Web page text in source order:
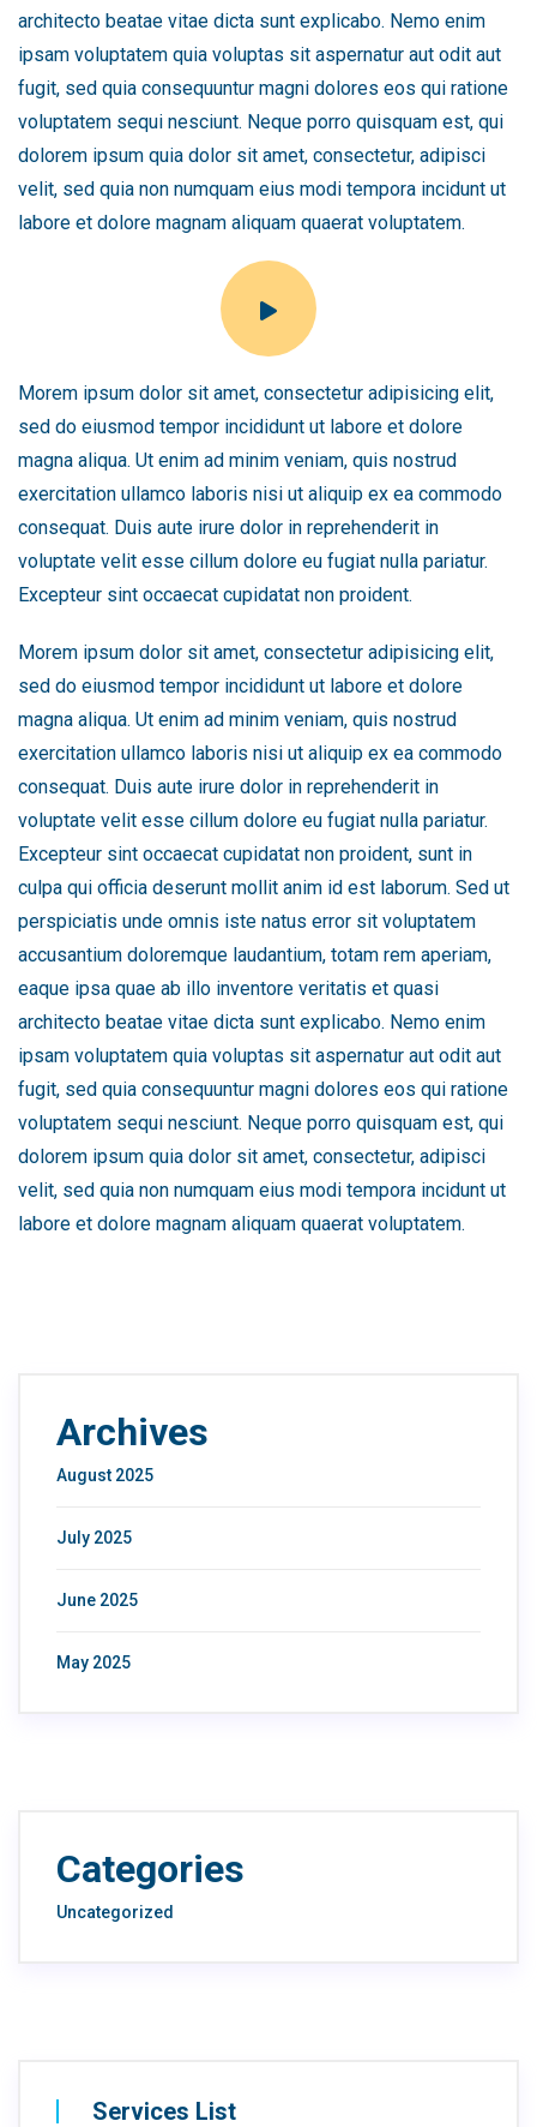
architecto beatae vitae dicta sunt explicabo. Nemo enim
ipsam voluptatem quia voluptas sit aspernatur aut odit aut
fugit, sed quia consequuntur magni dolores eos qui ratione
voluptatem sequi nesciunt. Neque porro quisquam est, qui
dolorem ipsum quia dolor sit amet, consectetur, adipisci
velit, sed quia non numquam eius modi tempora incidunt ut
labore et dolore magnam aliquam quaerat voluptatem.
Morem ipsum dolor sit amet, consectetur adipisicing elit,
sed do eiusmod tempor incididunt ut labore et dolore
magna aliqua. Ut enim ad minim veniam, quis nostrud
exercitation ullamco laboris nisi ut aliquip ex ea commodo
consequat. Duis aute irure dolor in reprehenderit in
voluptate velit esse cillum dolore eu fugiat nulla pariatur.
Excepteur sint occaecat cupidatat non proident.
Morem ipsum dolor sit amet, consectetur adipisicing elit,
sed do eiusmod tempor incididunt ut labore et dolore
magna aliqua. Ut enim ad minim veniam, quis nostrud
exercitation ullamco laboris nisi ut aliquip ex ea commodo
consequat. Duis aute irure dolor in reprehenderit in
voluptate velit esse cillum dolore eu fugiat nulla pariatur.
Excepteur sint occaecat cupidatat non proident, sunt in
culpa qui officia deserunt mollit anim id est laborum. Sed ut
perspiciatis unde omnis iste natus error sit voluptatem
accusantium doloremque laudantium, totam rem aperiam,
eaque ipsa quae ab illo inventore veritatis et quasi
architecto beatae vitae dicta sunt explicabo. Nemo enim
ipsam voluptatem quia voluptas sit aspernatur aut odit aut
fugit, sed quia consequuntur magni dolores eos qui ratione
voluptatem sequi nesciunt. Neque porro quisquam est, qui
dolorem ipsum quia dolor sit amet, consectetur, adipisci
velit, sed quia non numquam eius modi tempora incidunt ut
labore et dolore magnam aliquam quaerat voluptatem.
Archives
August 2025
July 2025
June 2025
May 2025
Categories
Uncategorized
Services List